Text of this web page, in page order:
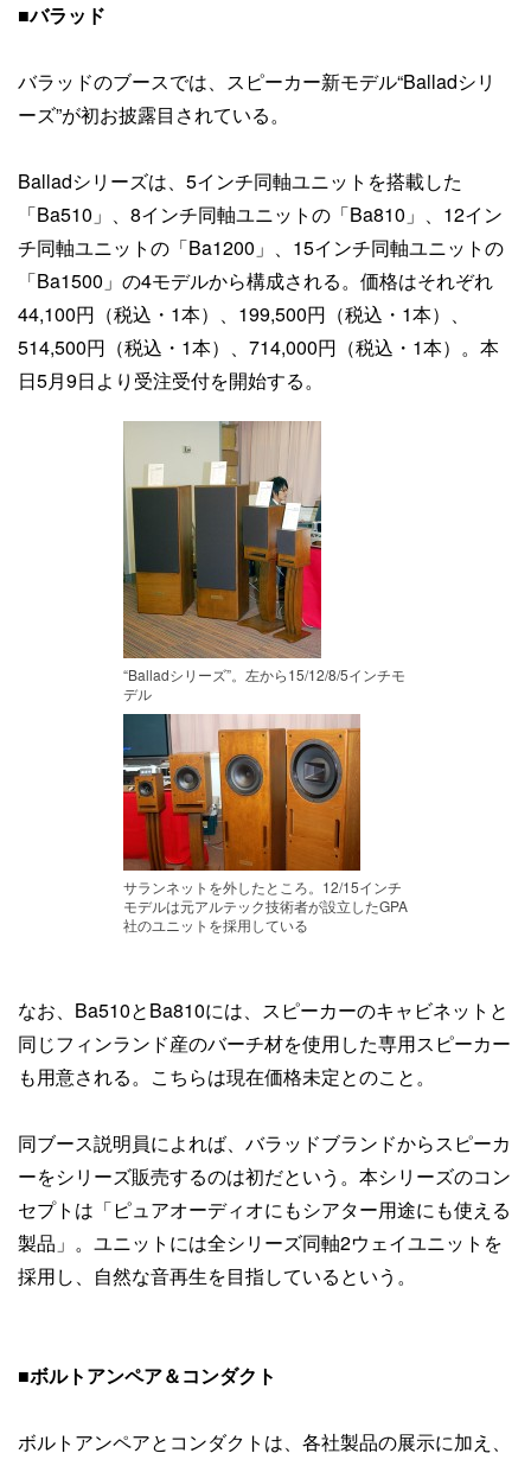
■バラッド
バラッドのブースでは、スピーカー新モデル“Balladシリ
ーズ”が初お披露目されている。
Balladシリーズは、5インチ同軸ユニットを搭載した
「Ba510」、8インチ同軸ユニットの「Ba810」、12イン
チ同軸ユニットの「Ba1200」、15インチ同軸ユニットの
「Ba1500」の4モデルから構成される。価格はそれぞれ
44,100円（税込・1本）、199,500円（税込・1本）、
514,500円（税込・1本）、714,000円（税込・1本）。本
日5月9日より受注受付を開始する。
“Balladシリーズ”。左から15/12/8/5インチモ
デル
サランネットを外したところ。12/15インチ
モデルは元アルテック技術者が設立したGPA
社のユニットを採用している
なお、Ba510とBa810には、スピーカーのキャビネットと
同じフィンランド産のバーチ材を使用した専用スピーカー
も用意される。こちらは現在価格未定とのこと。
同ブース説明員によれば、バラッドブランドからスピーカ
ーをシリーズ販売するのは初だという。本シリーズのコン
セプトは「ピュアオーディオにもシアター用途にも使える
製品」。ユニットには全シリーズ同軸2ウェイユニットを
採用し、自然な音再生を目指しているという。
■ボルトアンペア＆コンダクト
ボルトアンペアとコンダクトは、各社製品の展示に加え、